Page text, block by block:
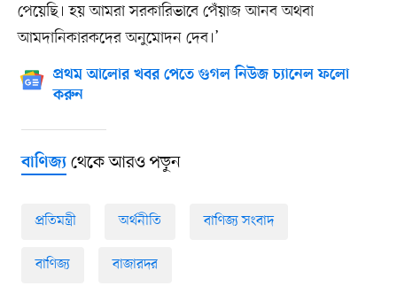
পেয়েছি। হয় আমরা সরকারিভাবে পেঁয়াজ আনব অথবা
আমদানিকারকদের অনুমোদন দেব।’
প্রথম আলোর খবর পেতে গুগল নিউজ চ্যানেল ফলো
করুন
বাণিজ্যথেকে আরও পড়ুন
প্রতিমন্ত্রী অর্থনীতি বাণিজ্য সংবাদ
বাণিজ্য বাজারদর